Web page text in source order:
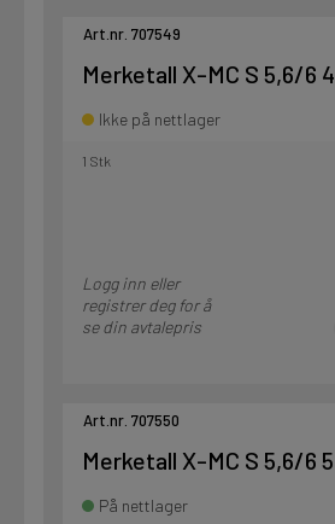
Art.nr. 707549
Merketall X-MC S 5,6/6 4
Ikke på nettlager
1 Stk
Logg inn eller
registrer deg for å
se din avtalepris
Art.nr. 707550
Merketall X-MC S 5,6/6 5
På nettlager